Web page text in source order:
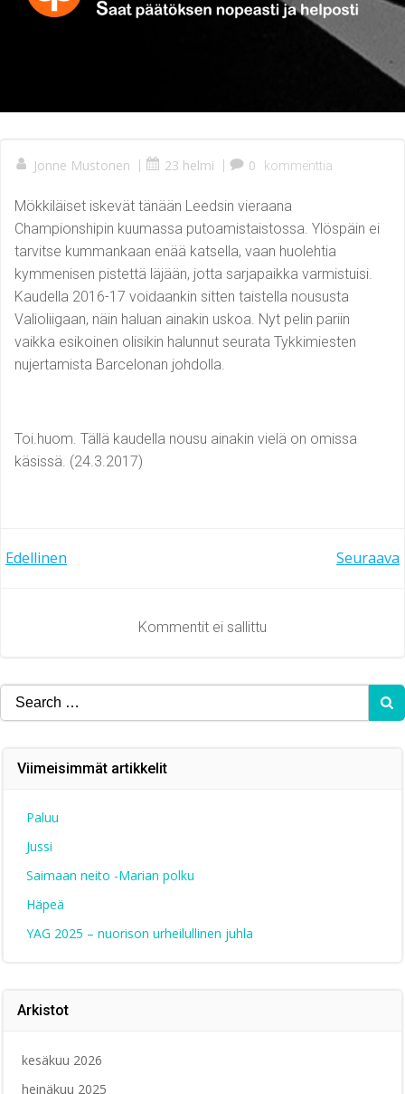
Jonne Mustonen | 23 helmi | 0 kommenttia
Mökkiläiset iskevät tänään Leedsin vieraana
Championshipin kuumassa putoamistaistossa. Ylöspäin ei
tarvitse kummankaan enää katsella, vaan huolehtia
kymmenisen pistettä läjään, jotta sarjapaikka varmistuisi.
Kaudella 2016-17 voidaankin sitten taistella noususta
Valioliigaan, näin haluan ainakin uskoa. Nyt pelin pariin
vaikka esikoinen olisikin halunnut seurata Tykkimiesten
nujertamista Barcelonan johdolla.
Toi.huom. Tällä kaudella nousu ainakin vielä on omissa
käsissä. (24.3.2017)
Artikkelien
Edellinen
Artikkelien
selaus
Seuraava
Kommentit ei sallittu
Search
for:
Viimeisimmät artikkelit
Paluu
Jussi
Saimaan neito -Marian polku
Häpeä
YAG 2025 – nuorison urheilullinen juhla
Arkistot
kesäkuu 2026
heinäkuu 2025